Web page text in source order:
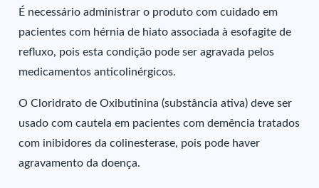
É necessário administrar o produto com cuidado em
pacientes com hérnia de hiato associada à esofagite de
refluxo, pois esta condição pode ser agravada pelos
medicamentos anticolinérgicos.
O Cloridrato de Oxibutinina (substância ativa) deve ser
usado com cautela em pacientes com demência tratados
com inibidores da colinesterase, pois pode haver
agravamento da doença.